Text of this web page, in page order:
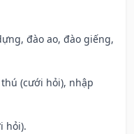
đào ao, đào giếng,
thú (cưới hỏi), nhập
hỏi).